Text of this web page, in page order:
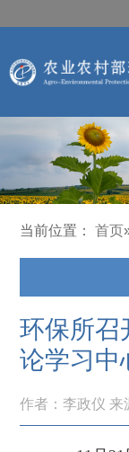
当前位置：首页
环保所召
论学习中
作者：李政仪 来